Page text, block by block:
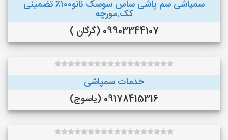
سمپاشی سم پاشی ساس سوسک نانو۱۰۰٪ تضمینی
کک.مورچه
09903344107 (گرگان )
خدمات سمپاشی
09178415316 (یاسوج)